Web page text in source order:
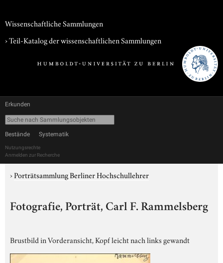
Wissenschaftliche Sammlungen
› Teil-Katalog der wissenschaftlichen Sammlungen
Erkunden
Bestände Systematik
Nutzungsrechte
Anmelden zur Recherche
›Porträtsammlung Berliner Hochschullehrer
Fotografie, Porträt, Carl F. Rammelsberg
Brustbild in Vorderansicht, Kopf leicht nach links gewandt